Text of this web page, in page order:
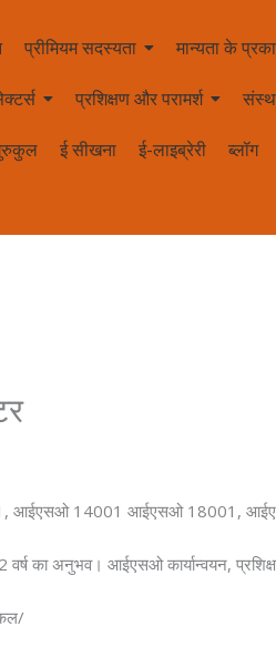
प्रीमियम सदस्यता मान्यता के
प्रशिक्षण और परामर्श
ई सीखना ई-लाइब्रेरी ब्लॉग
आईएसओ 14001 आईएसओ 18001,
का अनुभव। आईएसओ कार्यान्वयन,